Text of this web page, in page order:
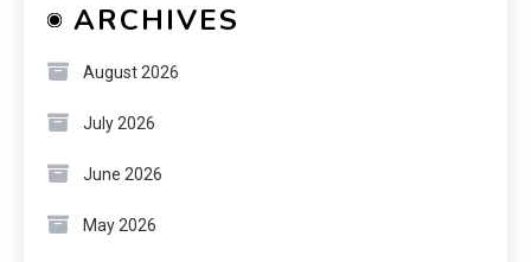
ARCHIVES
August 2026
July 2026
June 2026
May 2026